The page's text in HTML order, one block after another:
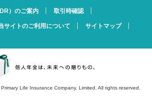
）のご案内 取引時確認
サイトのご利用について サイトマップ
Life Insurance Company, Limited. All rights reserved.